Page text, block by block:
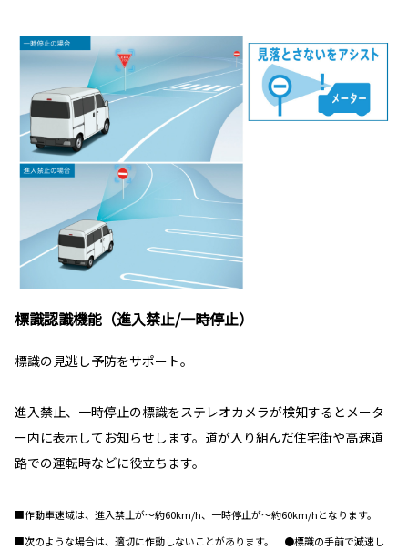
標識認識機能（進入禁止/一時停止）
標識の見逃し予防をサポート。
進入禁止、一時停止の標識をステレオカメラが検知するとメータ
ー内に表示してお知らせします。道が入り組んだ住宅街や高速道
路での運転時などに役立ちます。
■作動車速域は、進入禁止が～約60km/h、一時停止が～約60km/hとなります。
■次のような場合は、適切に作動しないことがあります。 ●標識の手前で減速し